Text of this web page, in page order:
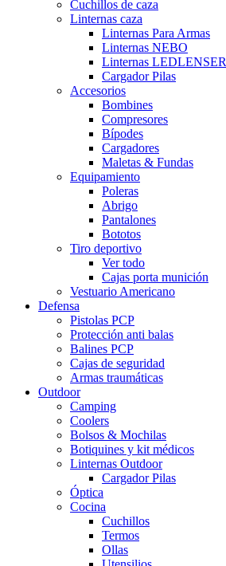
Cuchillos de caza
Linternas caza
Linternas Para Armas
Linternas NEBO
Linternas LEDLENSER
Cargador Pilas
Accesorios
Bombines
Compresores
Bípodes
Cargadores
Maletas & Fundas
Equipamiento
Poleras
Abrigo
Pantalones
Bototos
Tiro deportivo
Ver todo
Cajas porta munición
Vestuario Americano
Defensa
Pistolas PCP
Protección anti balas
Balines PCP
Cajas de seguridad
Armas traumáticas
Outdoor
Camping
Coolers
Bolsos & Mochilas
Botiquines y kit médicos
Linternas Outdoor
Cargador Pilas
Óptica
Cocina
Cuchillos
Termos
Ollas